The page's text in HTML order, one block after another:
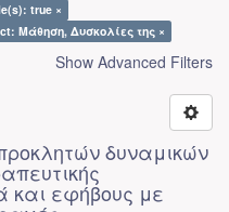
true ×
Μάθηση, Δυσκολίες της ×
Show Advanced Filters
δυναμικών
και εφήβους με